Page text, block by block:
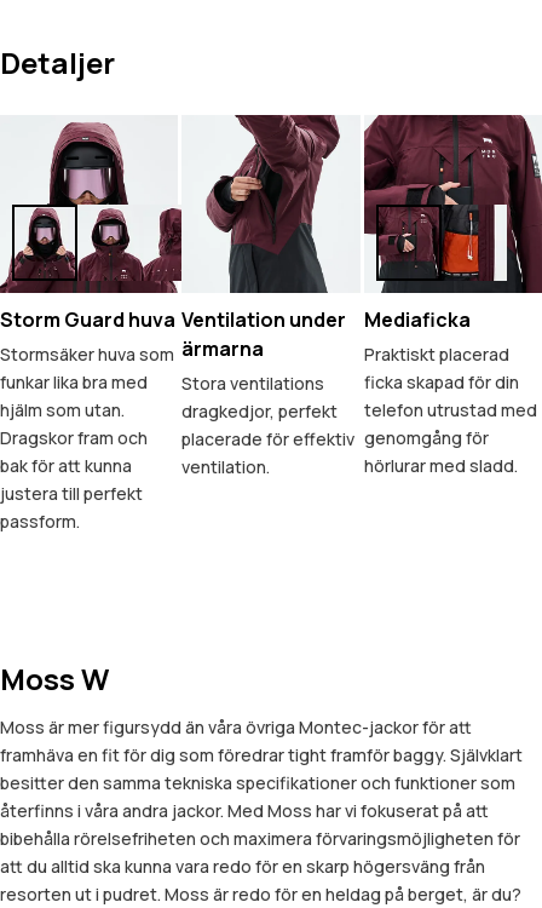
Detaljer
Storm Guard huva
Stormsäker huva som
funkar lika bra med
hjälm som utan.
Dragskor fram och
bak för att kunna
justera till perfekt
passform.
Ventilation under
ärmarna
Stora ventilations
dragkedjor, perfekt
placerade för effektiv
ventilation.
Mediaficka
Praktiskt placerad
ficka skapad för din
telefon utrustad med
genomgång för
hörlurar med sladd.
Moss W
Moss är mer figursydd än våra övriga Montec-jackor för att
framhäva en fit för dig som föredrar tight framför baggy. Självklart
besitter den samma tekniska specifikationer och funktioner som
återfinns i våra andra jackor. Med Moss har vi fokuserat på att
bibehålla rörelsefriheten och maximera förvaringsmöjligheten för
att du alltid ska kunna vara redo för en skarp högersväng från
resorten ut i pudret. Moss är redo för en heldag på berget, är du?